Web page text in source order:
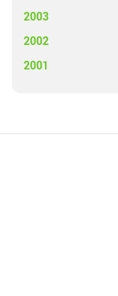
2003
2002
2001